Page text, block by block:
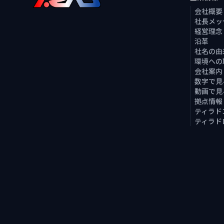
会社概要
社長メ
経営理念
沿革
社名の
環境へ
会社案内
数字で
動画で
拠点情報
ティラ
ティラ